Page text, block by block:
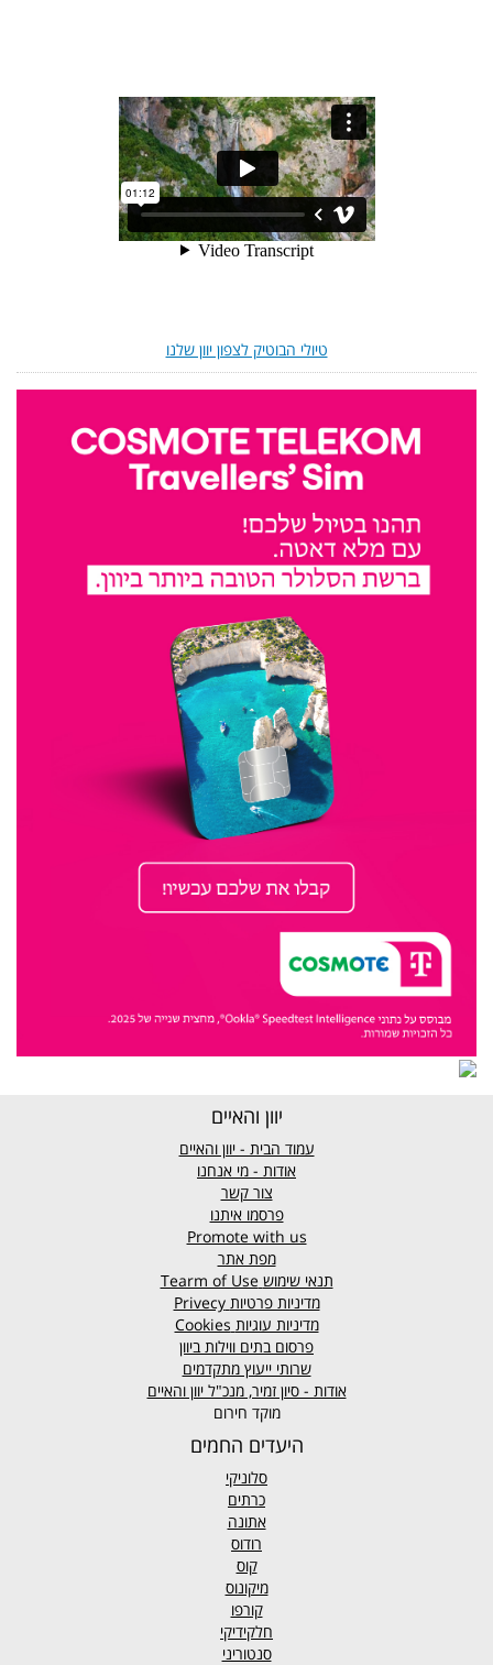
טיולי הבוטיק לצפון יוון שלנו
יוון והאיים
עמוד הבית - יוון והאיים
אודות - מי אנחנו
צור קשר
פרסמו איתנו
Promote with us
מפת אתר
תנאי שימוש
מדיניות פרטיות Privecy
מדיניות עוגיות Cookies
פרסום בתים ווילות ביוון
שרותי ייעוץ מתקדמים
אודות - סיון זמיר, מנכ"ל יוון והאיים
מוקד חירום
היעדים החמים
סלוניקי
כרתים
אתונה
רודוס
קוס
מיקונוס
קורפו
חלקידיקי
סנטוריני